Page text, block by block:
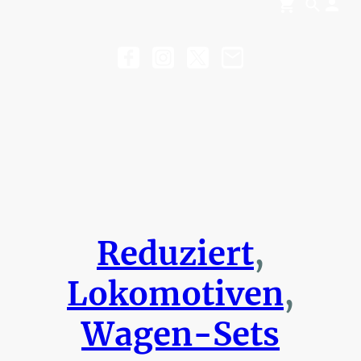
Reduziert,
Lokomotiven,
Wagen-Sets